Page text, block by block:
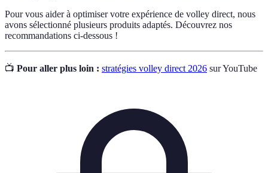
Pour vous aider à optimiser votre expérience de volley direct, nous
avons sélectionné plusieurs produits adaptés. Découvrez nos
recommandations ci-dessous !
📺 Pour aller plus loin : stratégies volley direct 2026 sur YouTube